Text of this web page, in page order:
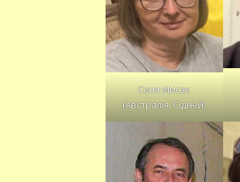
Соня Мисак
(Австралія, Сідней)